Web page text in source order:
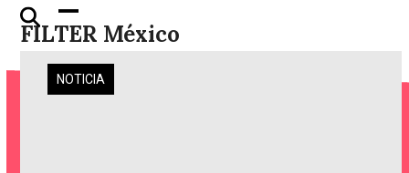
Skip
FILTER México
Open
mobile
menu
Close
mobile
menu
NOTICIA